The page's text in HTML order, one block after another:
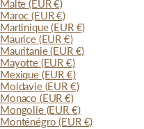
Malte(EUR €)
Maroc(EUR €)
Martinique(EUR €)
Maurice (EUR €)
Mauritanie(EUR €)
Mayotte (EUR €)
Mexique (EUR €)
Moldavie (EUR €)
Monaco (EUR €)
Mongolie (EUR €)
Monténégro(EUR €)